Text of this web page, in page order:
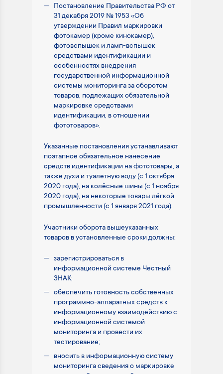
Постановление Правительства РФ от
31 декабря 2019 № 1953 «Об
утверждении Правил маркировки
фотокамер (кроме кинокамер),
фотовспышек и ламп-вспышек
средствами идентификации и
особенностях внедрения
государственной информационной
системы мониторинга за оборотом
товаров, подлежащих обязательной
маркировке средствами
идентификации, в отношении
фототоваров».
Указанные постановления устанавливают
поэтапное обязательное нанесение
средств идентификации на фототовары, а
также духи и туалетную воду (с 1 октября
2020 года), на колёсные шины (с 1 ноября
2020 года), на некоторые товары лёгкой
промышленности (с 1 января 2021 года).
Участники оборота вышеуказанных
товаров в установленные сроки должны:
зарегистрироваться в
информационной системе Честный
ЗНАК;
обеспечить готовность собственных
программно-аппаратных средств к
информационному взаимодействию с
информационной системой
мониторинга и провести их
тестирование;
вносить в информационную систему
мониторинга сведения о маркировке